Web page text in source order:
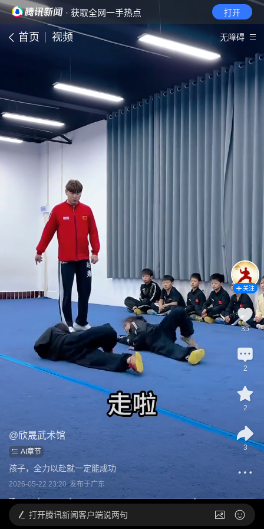
· 获取全网一手热点 打开
首页 视频 无障碍
@欣晟武术馆
AI章节
孩子，全力以赴就一定能成功
2026-05-22 23:20 发布于广东
关注
35
2
2
3
打开腾讯新闻客户端说两句